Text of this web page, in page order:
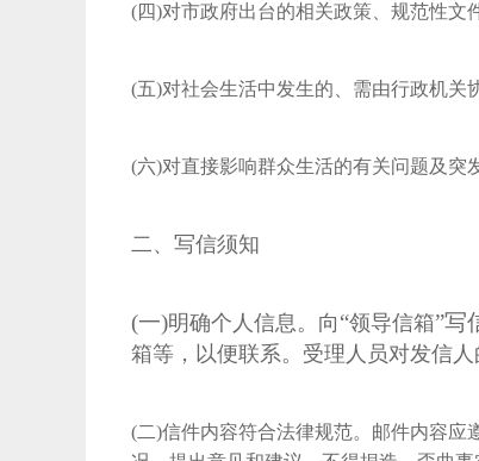
(四)对市政府出台的相关政策、规范性文
(五)对社会生活中发生的、需由行政机关
(六)对直接影响群众生活的有关问题及突
二、写信须知
(一)明确个人信息。向 “领导信箱”写
箱等，以便联系。 受理人员对发信人
(二)信件内容符合法律规范。邮件内容应